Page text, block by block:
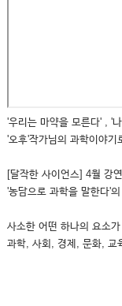
'우리는 마약을 모른다' , '
'오후'작가님의 과학이야
[달작한 사이언스] 4월 강연
'농담으로 과학을 말한다'
사소한 어떤 하나의 요소
과학, 사회, 경제, 문화, 교